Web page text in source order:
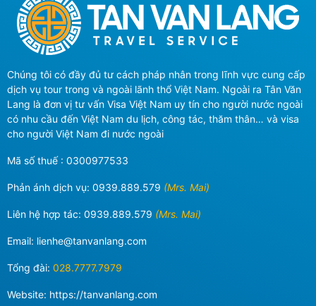
Chúng tôi có đầy đủ tư cách pháp nhân trong lĩnh vực cung cấp
dịch vụ tour trong và ngoài lãnh thổ Việt Nam. Ngoài ra Tân Văn
Lang là đơn vị tư vấn Visa Việt Nam uy tín cho người nước ngoài
có nhu cầu đến Việt Nam du lịch, công tác, thăm thân… và visa
cho người Việt Nam đi nước ngoài
Mã số thuế : 0300977533
Phản ánh dịch vụ: 0939.889.579 (Mrs. Mai)
Liên hệ hợp tác: 0939.889.579 (Mrs. Mai)
Email: lienhe@tanvanlang.com
Tổng đài: 028.7777.7979
Website: https://tanvanlang.com